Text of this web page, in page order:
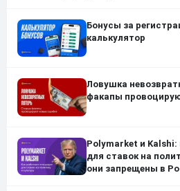
Бонусы за
калькулятор
Ловушка
факапы
Polymarket и
для ставок на
они запрещены в